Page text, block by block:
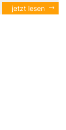
jetzt lesen